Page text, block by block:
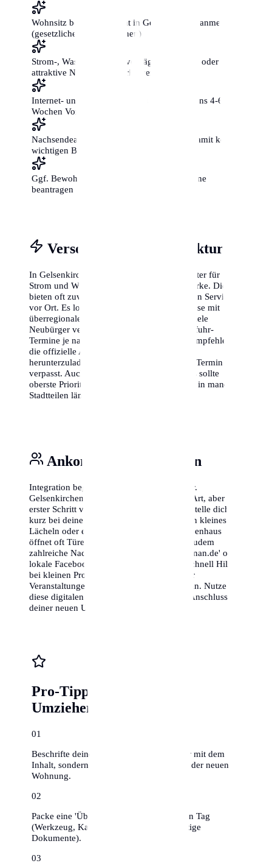
Wohnsitz beim Bürgeramt in Gelsenkirchen anmelden
(gesetzliche Frist: 2 Wochen)
Strom-, Wasser- und Gasverträge ummelden oder
attraktive Neukunden-Tarife vergleichen
Internet- und Telefonanschluss mit mindestens 4-6
Wochen Vorlauf beantragen
Nachsendeauftrag bei der Post einrichten, damit keine
wichtigen Briefe verloren gehen
Ggf. Bewohnerparkausweis für die neue Zone
beantragen
Versorgung & Infrastruktur
In Gelsenkirchen gibt es oft regionale Anbieter für
Strom und Wasser, die sogenannten Stadtwerke. Diese
bieten oft zuverlässige Tarife und einen guten Service
vor Ort. Es lohnt sich jedoch immer, die Preise mit
überregionalen Anbietern zu vergleichen. Viele
Neubürger vergessen, dass auch die Müllabfuhr-
Termine je nach Stadtbezirk variieren. Wir empfehlen,
die offizielle Abfall-App von Gelsenkirchen
herunterzuladen, damit du nie wieder einen Termin
verpasst. Auch das Thema Internetanschluss sollte
oberste Priorität haben, da die Freischaltung in manchen
Stadtteilen länger dauern kann als erwartet.
Ankommen & Vernetzen
Integration beginnt vor der eigenen Haustür.
Gelsenkirchen ist bekannt für seine offene Art, aber ein
erster Schritt von deiner Seite schadet nie. Stelle dich
kurz bei deinen direkten Nachbarn vor – ein kleines
Lächeln oder ein kurzes Gespräch im Treppenhaus
öffnet oft Türen. In Gelsenkirchen gibt es zudem
zahlreiche Nachbarschaftsportale wie 'nebenan.de' oder
lokale Facebook-Gruppen, in denen man schnell Hilfe
bei kleinen Problemen findet oder sich über
Veranstaltungen im Viertel austauschen kann. Nutze
diese digitalen Möglichkeiten, um schnell Anschluss in
deiner neuen Umgebung zu finden.
Pro-Tipps für stressfreies
Umziehen
01
Beschrifte deine Umzugskartons nicht nur mit dem
Inhalt, sondern auch mit dem Zielraum in der neuen
Wohnung.
02
Packe eine 'Überlebenskiste' für den ersten Tag
(Werkzeug, Kaffee, Toilettenpapier, wichtige
Dokumente).
03